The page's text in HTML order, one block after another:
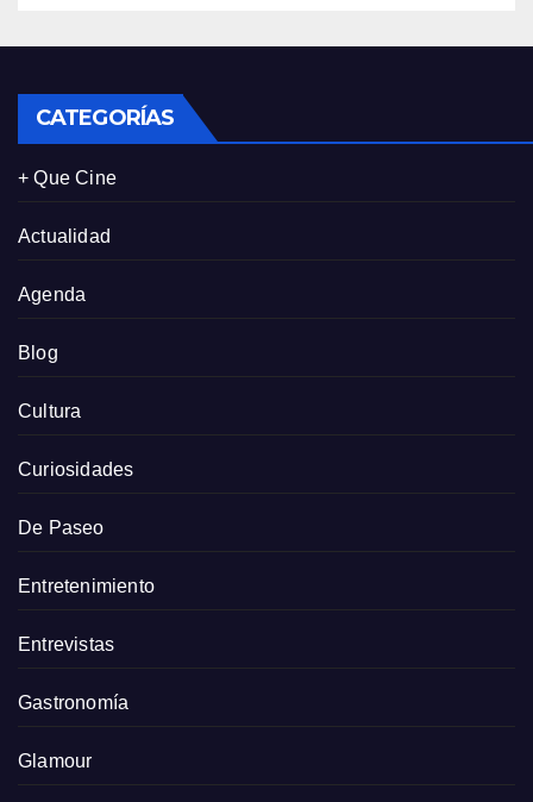
CATEGORÍAS
+ Que Cine
Actualidad
Agenda
Blog
Cultura
Curiosidades
De Paseo
Entretenimiento
Entrevistas
Gastronomía
Glamour